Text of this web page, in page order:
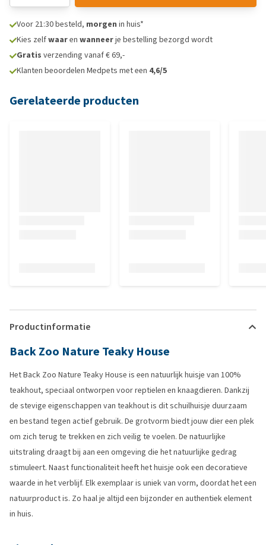
Voor 21:30 besteld, morgen in huis*
Kies zelfwaaren wanneerje bestelling bezorgd wordt
Gratis verzending vanaf € 69,-
Klanten beoordelen Medpets met een 4,6/5
Gerelateerde producten
Productinformatie
Back Zoo Nature Teaky House
Het Back Zoo Nature Teaky House is een natuurlijk huisje van 100%
teakhout, speciaal ontworpen voor reptielen en knaagdieren. Dankzij
de stevige eigenschappen van teakhout is dit schuilhuisje duurzaam
en bestand tegen actief gebruik. De grotvorm biedt jouw dier een plek
om zich terug te trekken en zich veilig te voelen. De natuurlijke
uitstraling draagt bij aan een omgeving die het natuurlijke gedrag
stimuleert. Naast functionaliteit heeft het huisje ook een decoratieve
waarde in het verblijf. Elk exemplaar is uniek van vorm, doordat het een
natuurproduct is. Zo haal je altijd een bijzonder en authentiek element
in huis.